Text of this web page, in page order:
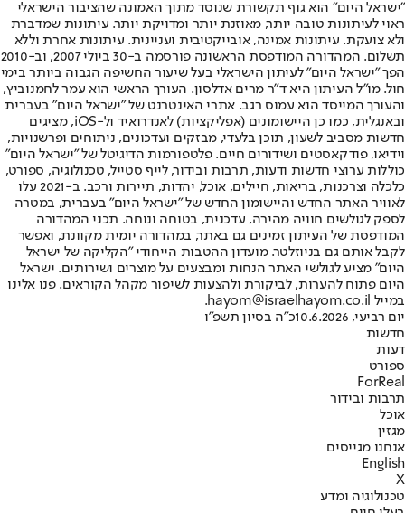
"ישראל היום" הוא גוף תקשורת שנוסד מתוך האמונה שהציבור הישראלי
ראוי לעיתונות טובה יותר, מאוזנת יותר ומדויקת יותר. עיתונות שמדברת
ולא צועקת. עיתונות אמינה, אובייקטיבית ועניינית. עיתונות אחרת וללא
תשלום. המהדורה המודפסת הראשונה פורסמה ב-30 ביולי 2007, וב-2010
הפך "ישראל היום" לעיתון הישראלי בעל שיעור החשיפה הגבוה ביותר בימי
חול. מו"ל העיתון היא ד"ר מרים אדלסון. העורך הראשי הוא עמר לחמנוביץ,
והעורך המייסד הוא עמוס רגב. אתרי האינטרנט של "ישראל היום" בעברית
ובאנגלית, כמו כן היישומונים (אפליקציות) לאנדרואיד ול-iOS, מציגים
חדשות מסביב לשעון, תוכן בלעדי, מבזקים ועדכונים, ניתוחים ופרשנויות,
וידיאו, פודקאסטים ושידורים חיים. פלטפורמות הדיגיטל של "ישראל היום"
כוללות ערוצי חדשות ודעות, תרבות ובידור, לייף סטייל, טכנולוגיה, ספורט,
כלכלה וצרכנות, בריאות, חיילים, אוכל, יהדות, תיירות ורכב. ב-2021 עלו
לאוויר האתר החדש והיישומון החדש של "ישראל היום" בעברית, במטרה
לספק לגולשים חוויה מהירה, עדכנית, בטוחה ונוחה. תכני המהדורה
המודפסת של העיתון זמינים גם באתר, במהדורה יומית מקוונת, ואפשר
לקבל אותם גם בניוזלטר. מועדון ההטבות הייחודי "הקליקה של ישראל
היום" מציע לגולשי האתר הנחות ומבצעים על מוצרים ושירותים. ישראל
היום פתוח להערות, לביקורת ולהצעות לשיפור מקהל הקוראים. פנו אלינו
במייל hayom@israelhayom.co.il.
יום רביעי, 10.6.2026
כ"ה בסיון תשפ"ו
חדשות
דעות
ספורט
ForReal
תרבות ובידור
אוכל
מגזין
אנחנו מגייסים
English
X
טכנולוגיה ומדע